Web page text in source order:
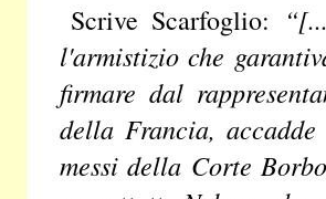
Scrive Scarfoglio:
l'armistizio che
firmare dal
della Francia,
messi della Corte